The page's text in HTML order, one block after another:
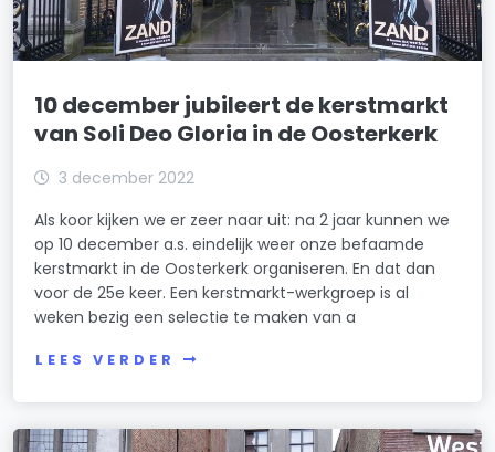
10 december jubileert de kerstmarkt
van Soli Deo Gloria in de Oosterkerk
3 december 2022
Als koor kijken we er zeer naar uit: na 2 jaar kunnen we
op 10 december a.s. eindelijk weer onze befaamde
kerstmarkt in de Oosterkerk organiseren. En dat dan
voor de 25e keer. Een kerstmarkt-werkgroep is al
weken bezig een selectie te maken van a
LEES VERDER